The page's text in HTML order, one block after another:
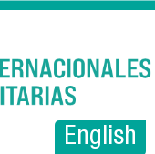
English